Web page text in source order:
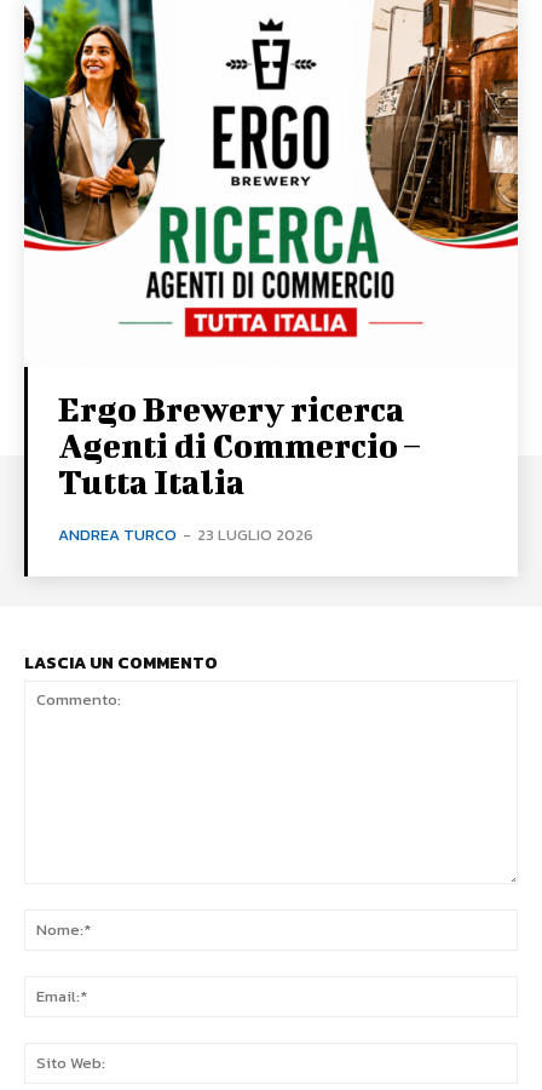
Ergo Brewery ricerca
Agenti di Commercio –
Tutta Italia
ANDREA TURCO - 23 LUGLIO 2026
LASCIA UN COMMENTO